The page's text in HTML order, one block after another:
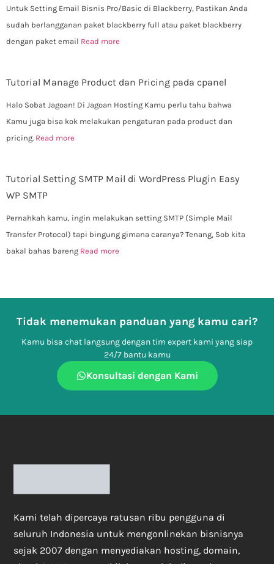
Untuk Setting Email Bisnis Pro/Basic di Blackberry, Pastikan Anda
sudah berlangganan paket blackberry full atau paket blackberry
dengan paket email Read more
Tutorial Manage Product dan Pricing pada cpanel
Halo Sobat Jagoan! Di Jagoan Hosting Kamu perlu tahu bahwa
Kamu juga bisa kok melakukan pengaturan pada product dan
pricing. Read more
Tutorial Setting SMTP Mail di WordPress Plugin Easy
WP SMTP
Pernahkah kamu, ingin melakukan setting SMTP (Simple Mail
Transfer Protocol) tapi bingung gimana caranya? Tenang, Sob kita
bakal bahas bareng Read more
Tidak menemukan panduan yang kamu cari?
Kamu bisa chat langsung dengan tim expert kami yang siap
24/7 bantu kamu
Konsultasi dengan Kami
Kami telah dipercaya ratusan ribu pengguna di
seluruh Indonesia untuk mengonlinekan bisnisnya
sejak 2007 dengan menyediakan hosting, domain,